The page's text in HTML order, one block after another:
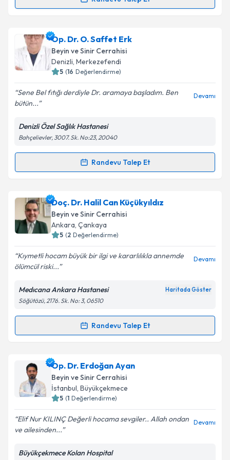
Randevu Takvimi Talebi
Op. Dr. Ertuğrul Pınariçin randevu takvimi talebi
oluşturun. Size bu uzmandan randevu almanız için bir
takvim hazırlandığında e-posta ile bilgilendireceğiz.
Kişisel verilerimin işlenmesine ilişkin
Metni'ni okudum ve kişisel verilerimin belirtilen
kapsamda işlenmesini kabul ediyorum.
Op. Dr. O. Saffet Erk
Beyin ve Sinir Cerrahisi
Denizli, Merkezefendi
5 (16 Değerlendirme)
Sene Bel fıtığı derdiyle Dr. aramaya başladım. Ben
bütün...
Devamı
Denizli Özel Sağlık Hastanesi
Bahçelievler, 3007. Sk. No:23, 20040
Randevu Talep Et
Randevu Takvimi Talebi
Op. Dr. O. Saffet Erkiçin randevu takvimi talebi
oluşturun. Size bu uzmandan randevu almanız için bir
takvim hazırlandığında e-posta ile bilgilendireceğiz.
Kişisel verilerimin işlenmesine ilişkin
Aydınlatma
Metni'ni okudum ve kişisel verilerimin belirtilen
kapsamda işlenmesini kabul ediyorum.
Doç. Dr. Halil Can Küçükyıldız
Beyin ve Sinir Cerrahisi
Ankara, Çankaya
5 (2 Değerlendirme)
Kıymetli hocam büyük bir ilgi ve kararlılıkla annemde
ölümcül riski...
Devamı
Medıcana Ankara Hastanesi Haritada Göster
Söğütözü, 2176. Sk. No: 3, 06510
Randevu Talep Et
Randevu Takvimi Talebi
Doç. Dr. Halil Can Küçükyıldız
talebi oluşturun. Size bu uzmandan randevu almanız
için bir takvim hazırlandığında e-posta ile
bilgilendireceğiz.
E-posta Adresiniz
Op. Dr. Erdoğan Ayan
Beyin ve Sinir Cerrahisi
İstanbul, Büyükçekmece
5 (1 Değerlendirme)
Elif Nur KILINÇ Değerli hocama sevgiler.. Allah ondan
ve ailesinden...
Devamı
Büyükçekmece Kolan Hospital